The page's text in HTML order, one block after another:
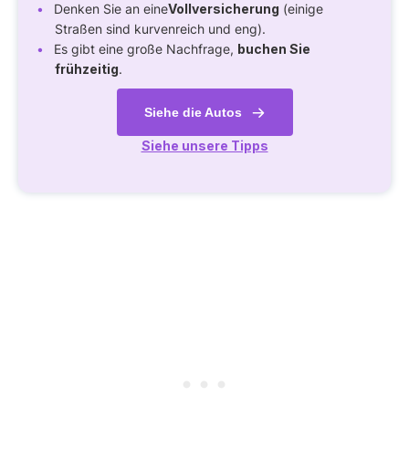
Denken Sie an eineVollversicherung (einige
Straßen sind kurvenreich und eng).
Es gibt eine große Nachfrage, buchen Sie
frühzeitig.
Siehe die Autos
Siehe unsere Tipps